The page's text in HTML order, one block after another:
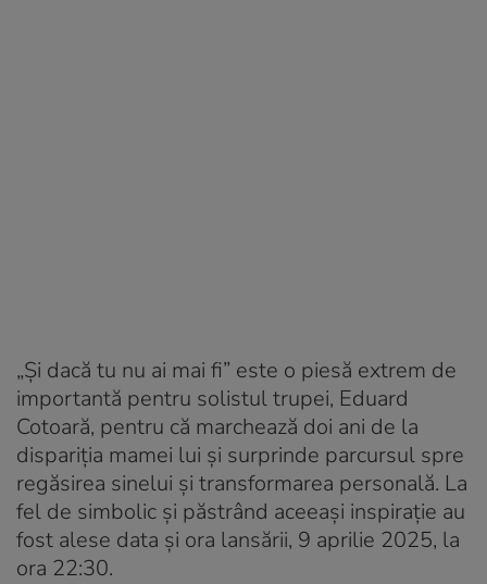
„Și dacă tu nu ai mai fi” este o piesă extrem de
importantă pentru solistul trupei, Eduard
Cotoară, pentru că marchează doi ani de la
dispariția mamei lui și surprinde parcursul spre
regăsirea sinelui și transformarea personală. La
fel de simbolic și păstrând aceeași inspirație au
fost alese data și ora lansării, 9 aprilie 2025, la
ora 22:30.